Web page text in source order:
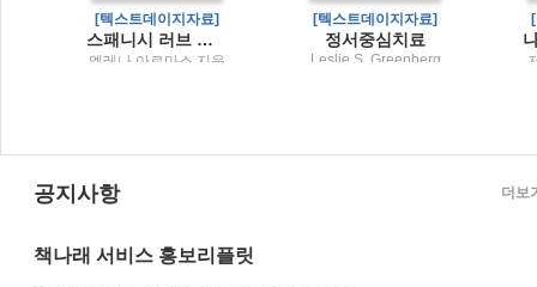
[텍스트데이지자료]
스패니시 러브 디셉션
엘레나 아르마스 지음
[텍스트데이지자료]
정서중심치료
Leslie S. Greenberg
공지사항
책나래 서비스 홍보리플릿
더보